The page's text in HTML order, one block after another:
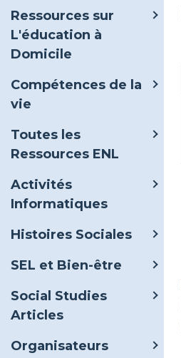
Ressources sur
L'éducation à
Domicile
Compétences de la
vie
Toutes les
Ressources ENL
Activités
Informatiques
Histoires Sociales
SEL et Bien-être
Social Studies
Articles
Organisateurs